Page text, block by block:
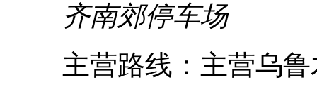
齐南郊停车场
主营路线：主营乌鲁